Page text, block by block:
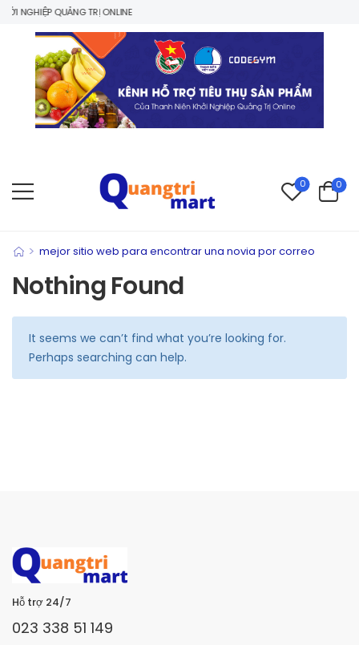
NGHIỆP QUẢNG TRỊ ONLINE
0 0
> mejor sitio web para encontrar una novia por correo
Nothing Found
It seems we can’t find what you’re looking for.
Perhaps searching can help.
Hỗ trợ 24/7
023 338 51 149